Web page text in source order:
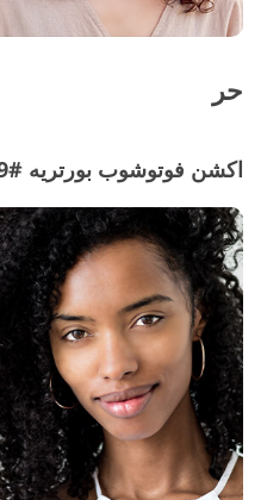
حر
اكشن فوتوشوب بورتريه #9 "Blur Skin"